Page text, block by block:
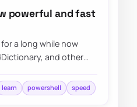
powerful and fast
for a long while now
and other
learn powershell speed